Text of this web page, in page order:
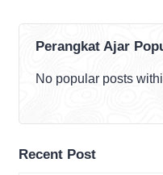
Perangkat Ajar
No popular posts
Recent Post